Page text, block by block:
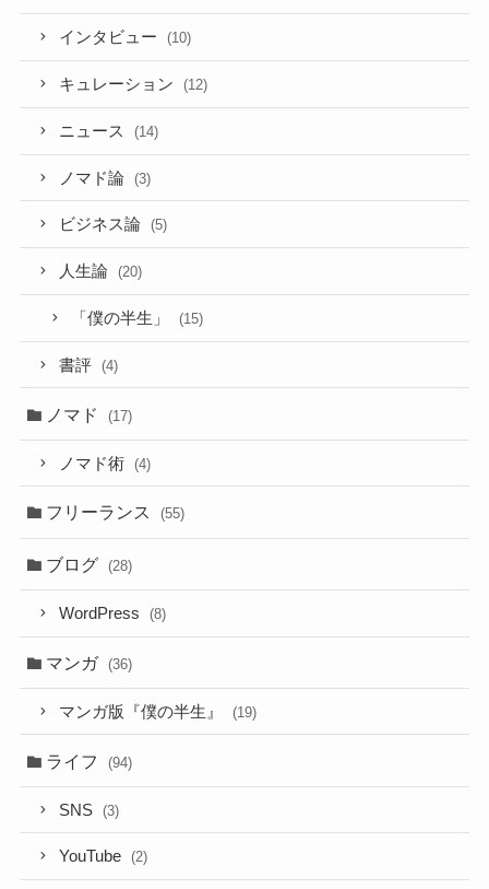
インタビュー (10)
キュレーション (12)
ニュース (14)
ノマド論 (3)
ビジネス論 (5)
人生論 (20)
「僕の半生」 (15)
書評 (4)
ノマド (17)
ノマド術 (4)
フリーランス (55)
ブログ (28)
WordPress (8)
マンガ (36)
マンガ版『僕の半生』 (19)
ライフ (94)
SNS (3)
YouTube (2)